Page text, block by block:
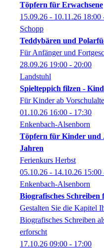
Töpfern für Erwachsene
15.09.26 - 10.11.26 18:00
Schopp
Teddybären und
Für Anfänger und
28.09.26 19:00 - 20:00
Landstuhl
Spielteppich filzen -
Für Kinder ab
01.10.26 16:00 - 17:30
Enkenbach-Alsenborn
Töpfern für Kinder und
Jahren
Ferienkurs Herbst
05.10.26 - 14.10.26 15:00
Enkenbach-Alsenborn
Biografisches
Gestalten Sie die Kapitel
Biografisches Schreiben
erforscht
17.10.26 09:00 - 17:00